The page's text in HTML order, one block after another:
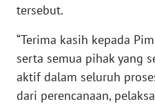
tersebut.
“Terima kasih kepada
serta semua pihak yang
aktif dalam seluruh
dari perencanaan,
WN
WN
BANTEN